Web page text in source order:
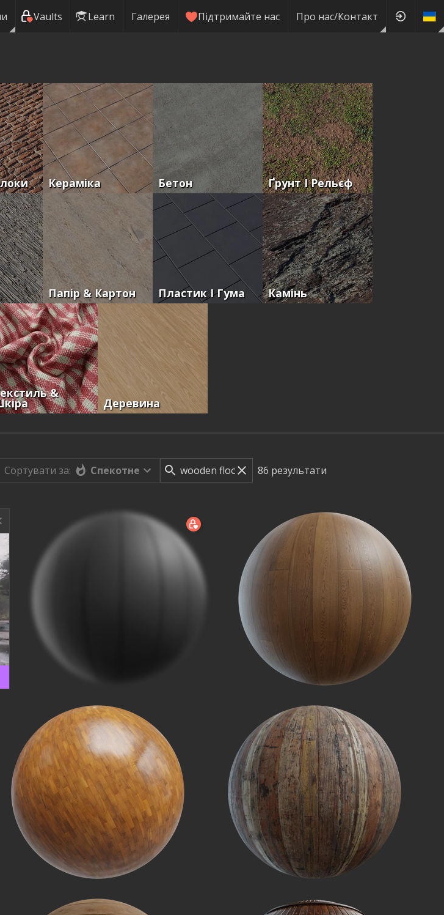
Vaults Learn Галерея Підтримайте нас Про нас/Контакт
Кераміка Бетон Ґрунт І Рельєф
Папір & Картон Пластик І Гума Камінь
&
Деревина
Сортувати за: Спекотне 86 результати